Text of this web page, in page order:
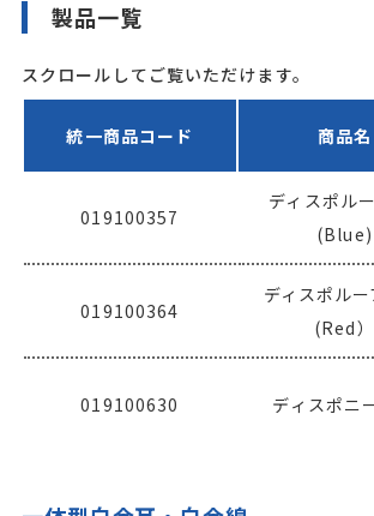
製品一覧
スクロールしてご覧いただけます。
統一商品コード 商品名
019100357
ディスポル
(Blue)
019100364
ディスポル
(Red）
019100630 ディスポニ